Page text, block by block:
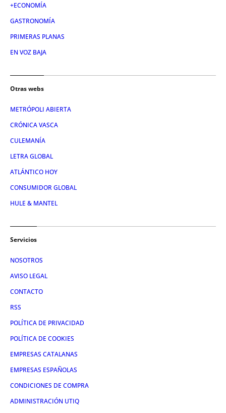
+ECONOMÍA
GASTRONOMÍA
PRIMERAS PLANAS
EN VOZ BAJA
Otras webs
METRÓPOLI ABIERTA
CRÓNICA VASCA
CULEMANÍA
LETRA GLOBAL
ATLÁNTICO HOY
CONSUMIDOR GLOBAL
HULE & MANTEL
Servicios
NOSOTROS
AVISO LEGAL
CONTACTO
RSS
POLÍTICA DE PRIVACIDAD
POLÍTICA DE COOKIES
EMPRESAS CATALANAS
EMPRESAS ESPAÑOLAS
CONDICIONES DE COMPRA
ADMINISTRACIÓN UTIQ